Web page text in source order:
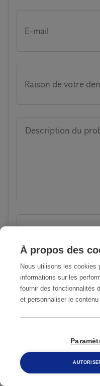
E-mail
Raison de votre
Description du
J'accepte que
utilisées par
prise de contact
formulaire. Mes
partenaire.
Conditions
À propos des
Nous utilisons les cookies
informations sur les
fournir des fonctionnalités
et personnaliser le